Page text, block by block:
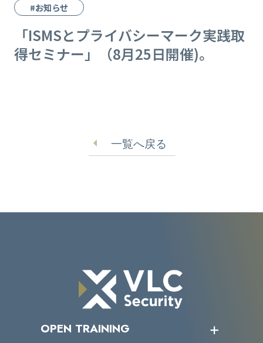
#お知らせ
「ISMSとプライバシーマーク実践取
得セミナー」（8月25日開催)。
一覧へ戻る
OPEN TRAINING